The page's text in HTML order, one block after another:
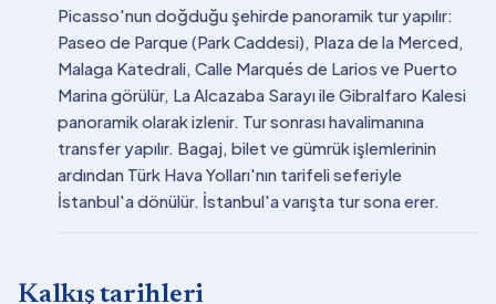
Picasso'nun doğduğu şehirde panoramik tur yapılır:
Paseo de Parque (Park Caddesi), Plaza de la Merced,
Malaga Katedrali, Calle Marqués de Larios ve Puerto
Marina görülür, La Alcazaba Sarayı ile Gibralfaro Kalesi
panoramik olarak izlenir. Tur sonrası havalimanına
transfer yapılır. Bagaj, bilet ve gümrük işlemlerinin
ardından Türk Hava Yolları'nın tarifeli seferiyle
İstanbul'a dönülür. İstanbul'a varışta tur sona erer.
Kalkış tarihleri